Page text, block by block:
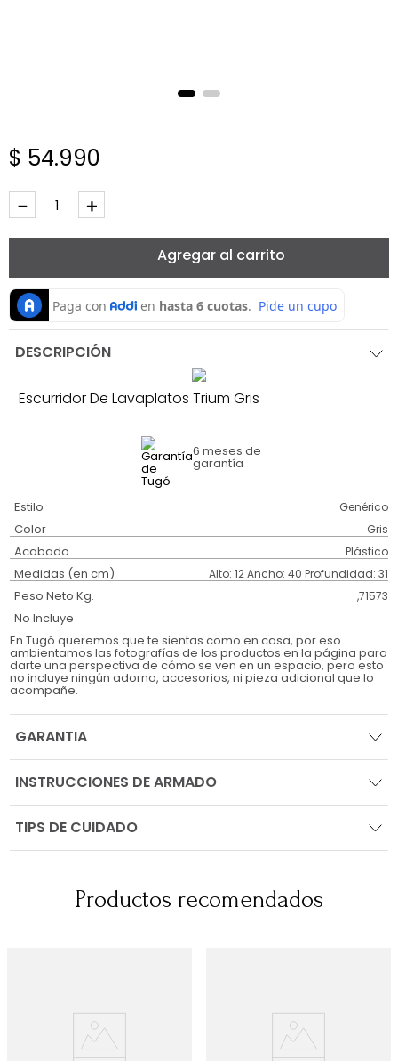
$ 54.990
＋
－
Agregar al carrito
DESCRIPCIÓN
Escurridor De Lavaplatos Trium Gris
6 meses de
garantía
Estilo Genérico
Color Gris
Acabado Plástico
Medidas (en cm) Alto: 12 Ancho: 40 Profundidad: 31
Peso Neto Kg. ,71573
No Incluye
En Tugó queremos que te sientas como en casa, por eso
ambientamos las fotografías de los productos en la página para
darte una perspectiva de cómo se ven en un espacio, pero esto
no incluye ningún adorno, accesorios, ni pieza adicional que lo
acompañe.
GARANTIA
INSTRUCCIONES DE ARMADO
TIPS DE CUIDADO
Productos recomendados